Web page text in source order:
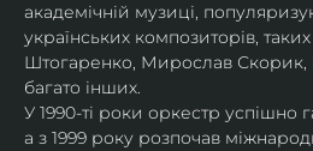
академічній музиці,
українських композиторів,
Штогаренко, Мирослав Скорик,
багато інших.
У 1990-ті роки оркестр успішно
а з 1999 року розпочав